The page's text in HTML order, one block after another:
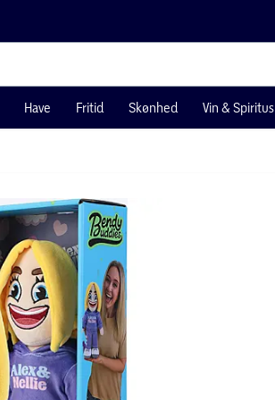
Have Fritid Skønhed Vin & Spiritus